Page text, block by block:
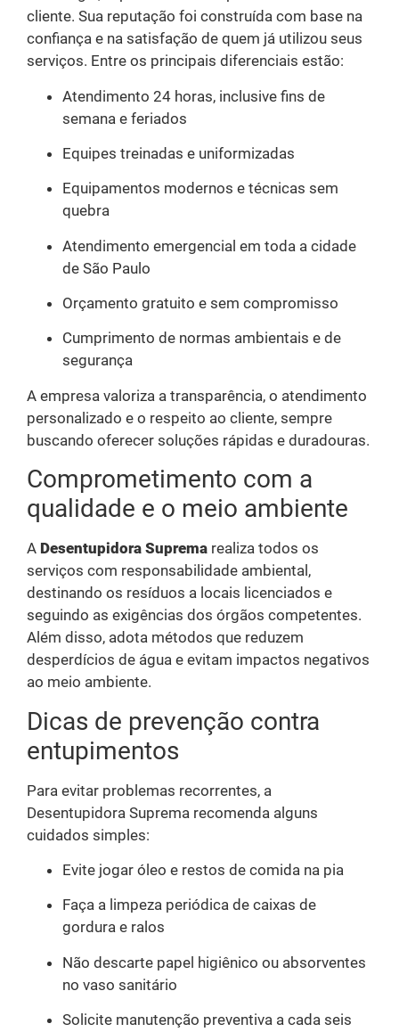
cliente. Sua reputação foi construída com base na
confiança e na satisfação de quem já utilizou seus
serviços. Entre os principais diferenciais estão:
Atendimento 24 horas, inclusive fins de
semana e feriados
Equipes treinadas e uniformizadas
Equipamentos modernos e técnicas sem
quebra
Atendimento emergencial em toda a cidade
de São Paulo
Orçamento gratuito e sem compromisso
Cumprimento de normas ambientais e de
segurança
A empresa valoriza a transparência, o atendimento
personalizado e o respeito ao cliente, sempre
buscando oferecer soluções rápidas e duradouras.
Comprometimento com a
qualidade e o meio ambiente
A Desentupidora Suprema realiza todos os
serviços com responsabilidade ambiental,
destinando os resíduos a locais licenciados e
seguindo as exigências dos órgãos competentes.
Além disso, adota métodos que reduzem
desperdícios de água e evitam impactos negativos
ao meio ambiente.
Dicas de prevenção contra
entupimentos
Para evitar problemas recorrentes, a
Desentupidora Suprema recomenda alguns
cuidados simples:
Evite jogar óleo e restos de comida na pia
Faça a limpeza periódica de caixas de
gordura e ralos
Não descarte papel higiênico ou absorventes
no vaso sanitário
Solicite manutenção preventiva a cada seis